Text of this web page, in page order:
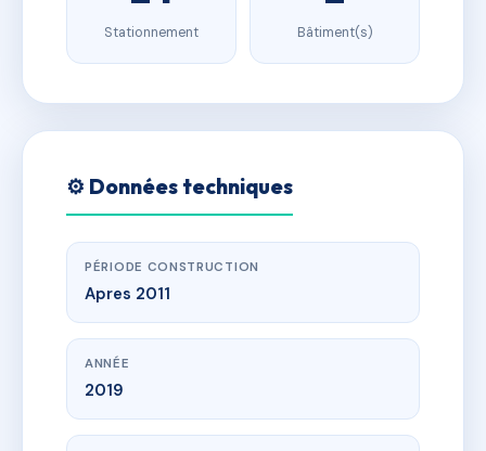
Stationnement Bâtiment(s)
⚙️ Données techniques
PÉRIODE CONSTRUCTION
Apres 2011
ANNÉE
2019